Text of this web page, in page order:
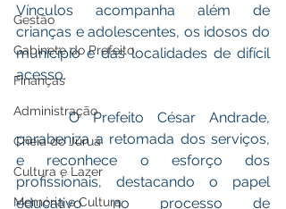
Gestão
Gabinete do Prefeito
Finanças
Administração
Cheia do Juruá
Cultura e Lazer
Memória e Cultura
Vínculos acompanha além de
crianças e adolescentes, os idosos do
município e das localidades de difícil
acesso.
    O Prefeito César Andrade,
parabeniza a retomada dos serviços,
e reconhece o esforço dos
profissionais, destacando o papel
educativo no processo de